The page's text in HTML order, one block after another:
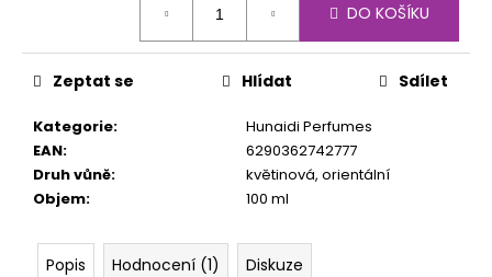
DO KOŠÍKU
Kategorie:
Hunaidi Perfumes
EAN:
6290362742777
Druh vůně:
květinová, orientální
Objem: 100 ml
Zeptat se Hlídat Sdílet
Popis Hodnocení (1) Diskuze
j
e
e